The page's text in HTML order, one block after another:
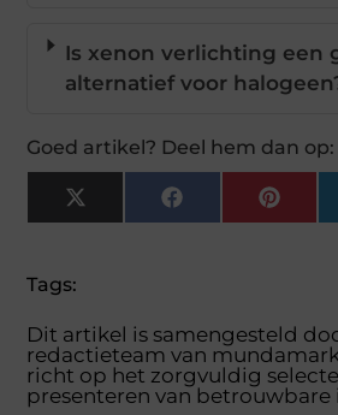
Is xenon verlichting een
alternatief voor
Goed artikel? Deel hem dan op:
X
(Twitter)
Facebook
Tags:
Dit artikel is samengesteld
redactieteam van
richt op het zorgvuldig
presenteren van